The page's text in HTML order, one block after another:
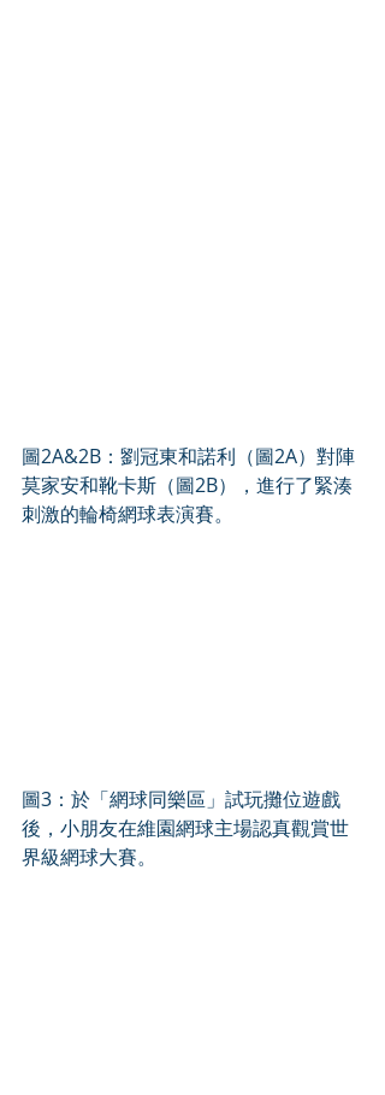
圖2A&2B：劉冠東和諾利（圖2A）對陣
莫家安和靴卡斯（圖2B），進行了緊湊
刺激的輪椅網球表演賽。
圖3：於「網球同樂區」試玩攤位遊戲
後，小朋友在維園網球主場認真觀賞世
界級網球大賽。